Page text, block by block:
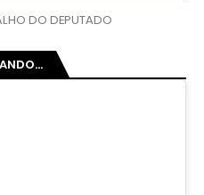
DO DEPUTADO